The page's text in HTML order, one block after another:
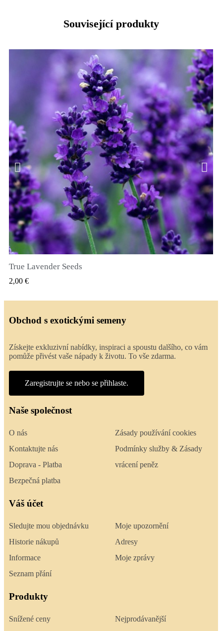
Související produkty
True Lavender Seeds
2,00 €
Obchod s exotickými semeny
Získejte exkluzivní nabídky, inspiraci a spoustu dalšího, co vám
pomůže přivést vaše nápady k životu. To vše zdarma.
Zaregistrujte se nebo se přihlaste.
Naše společnost
O nás
Kontaktujte nás
Doprava - Platba
Bezpečná platba
Zásady používání cookies
Podmínky služby & Zásady
vrácení peněz
Váš účet
Sledujte mou objednávku
Historie nákupů
Informace
Seznam přání
Moje upozornění
Adresy
Moje zprávy
Produkty
Snížené ceny
Nejprodávanější